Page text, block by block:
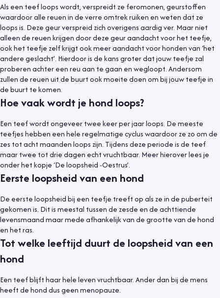
Als een teef loops wordt, verspreidt ze feromonen, geurstoffen
waardoor alle reuen in de verre omtrek ruiken en weten dat ze
loops is. Deze geur verspreid zich overigens aardig ver. Maar niet
alleen de reuen krijgen door deze geur aandacht voor het teefje,
ook het teefje zelf krijgt ook meer aandacht voor honden van ‘het
andere geslacht’. Hierdoor is de kans groter dat jouw teefje zal
proberen achter een reu aan te gaan en wegloopt. Andersom
zullen de reuen uit de buurt ook moeite doen om bij jouw teefje in
de buurt te komen.
Hoe vaak wordt je hond loops?
Een teef wordt ongeveer twee keer per jaar loops. De meeste
teefjes hebben een hele regelmatige cyclus waardoor ze zo om de
zes tot acht maanden loops zijn. Tijdens deze periode is de teef
maar twee tot drie dagen echt vruchtbaar. Meer hierover lees je
onder het kopje ‘De loopsheid -Oestrus’.
Eerste loopsheid van een hond
De eerste loopsheid bij een teefje treeft op als ze in de puberteit
gekomen is. Dit is meestal tussen de zesde en de achttiende
levensmaand maar mede afhankelijk van de grootte van de hond
en het ras.
Tot welke leeftijd duurt de loopsheid van een
hond
Een teef blijft haar hele leven vruchtbaar. Ander dan bij de mens
heeft de hond dus geen menopauze.